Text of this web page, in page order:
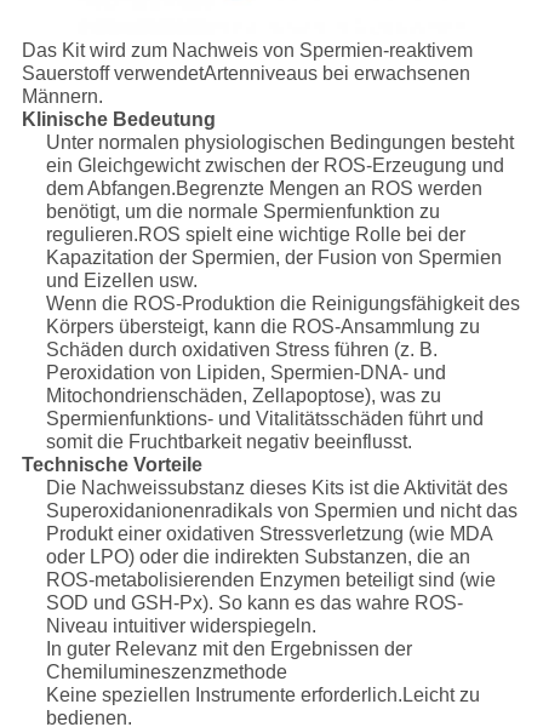
Das Kit wird zum Nachweis von Spermien-reaktivem
Sauerstoff verwendetArtenniveaus bei erwachsenen
Männern.
Klinische Bedeutung
Unter normalen physiologischen Bedingungen besteht
ein Gleichgewicht zwischen der ROS-Erzeugung und
dem Abfangen.Begrenzte Mengen an ROS werden
benötigt, um die normale Spermienfunktion zu
regulieren.ROS spielt eine wichtige Rolle bei der
Kapazitation der Spermien, der Fusion von Spermien
und Eizellen usw.
Wenn die ROS-Produktion die Reinigungsfähigkeit des
Körpers übersteigt, kann die ROS-Ansammlung zu
Schäden durch oxidativen Stress führen (z. B.
Peroxidation von Lipiden, Spermien-DNA- und
Mitochondrienschäden, Zellapoptose), was zu
Spermienfunktions- und Vitalitätsschäden führt und
somit die Fruchtbarkeit negativ beeinflusst.
Technische Vorteile
Die Nachweissubstanz dieses Kits ist die Aktivität des
Superoxidanionenradikals von Spermien und nicht das
Produkt einer oxidativen Stressverletzung (wie MDA
oder LPO) oder die indirekten Substanzen, die an
ROS-metabolisierenden Enzymen beteiligt sind (wie
SOD und GSH-Px). So kann es das wahre ROS-
Niveau intuitiver widerspiegeln.
In guter Relevanz mit den Ergebnissen der
Chemilumineszenzmethode
Keine speziellen Instrumente erforderlich.Leicht zu
bedienen.